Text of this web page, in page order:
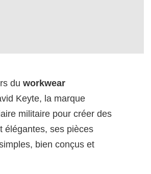
du workwear
Keyte, la marque
militaire pour créer des
élégantes, ses pièces
bien conçus et